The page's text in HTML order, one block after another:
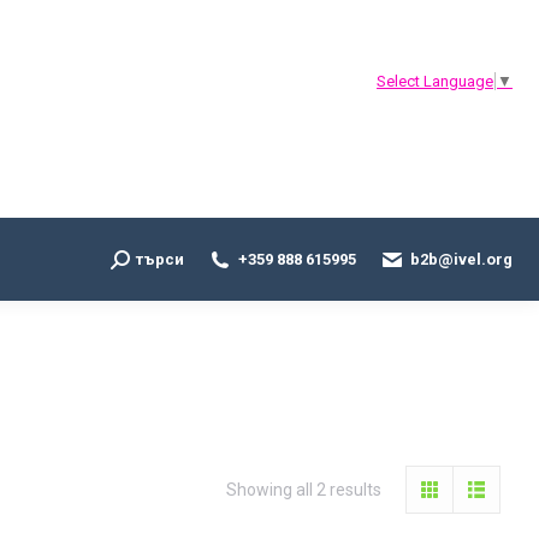
Select Language ▼
Search:
търси +359 888 615995 b2b@ivel.org
Showing all 2 results Sorted